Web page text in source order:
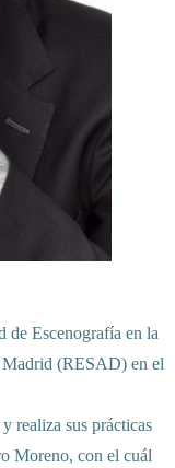
Madrid (RESAD) en el
realiza sus prácticas
Moreno, con el cuál